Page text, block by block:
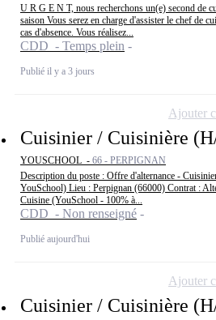
U R G E N T, nous recherchons un(e) second de
saison Vous serez en charge d'assister le chef de
cas d'absence. Vous réalisez...
CDD - Temps plein
Publié il y a 3 jours
Cuisinier / Cuisinière
YOUSCHOOL - 66 - PERPIGNAN
Description du poste : Offre d'alternance -
YouSchool) Lieu : Perpignan (66000) Contrat :
Cuisine (YouSchool - 100% à...
CDD - Non renseigné
Publié aujourd'hui
Ajouter
Cuisinier / Cuisinière
Ajouter